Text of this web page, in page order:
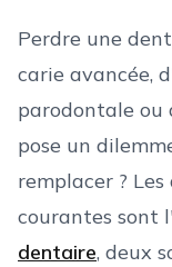
Perdre une
carie avancée,
parodontale
pose un
remplacer ?
courantes sont l'
dentaire, deux